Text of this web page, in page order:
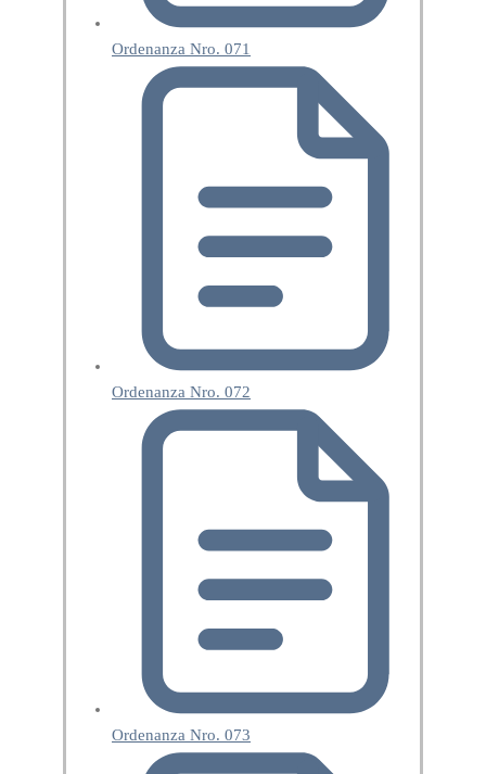
Ordenanza Nro. 071
Ordenanza Nro. 072
Ordenanza Nro. 073